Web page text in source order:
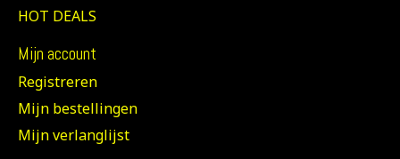
HOT DEALS
Mijn account
Registreren
Mijn bestellingen
Mijn verlanglijst